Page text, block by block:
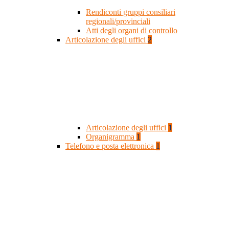
Rendiconti gruppi consiliari
regionali/provinciali
Atti degli organi di controllo
Articolazione degli uffici 2
Articolazione degli uffici 1
Organigramma 1
Telefono e posta elettronica 1